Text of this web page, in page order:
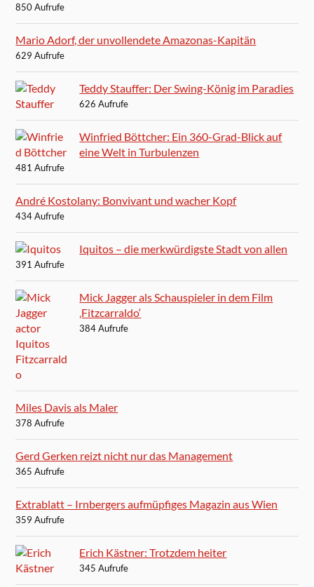
850 Aufrufe
Mario Adorf, der unvollendete Amazonas-Kapitän
629 Aufrufe
Teddy Stauffer: Der Swing-König im Paradies
626 Aufrufe
Winfried Böttcher: Ein 360-Grad-Blick auf
eine Welt in Turbulenzen
481 Aufrufe
André Kostolany: Bonvivant und wacher Kopf
434 Aufrufe
Iquitos – die merkwürdigste Stadt von allen
391 Aufrufe
Mick Jagger als Schauspieler in dem Film
‚Fitzcarraldo‘
384 Aufrufe
Miles Davis als Maler
378 Aufrufe
Gerd Gerken reizt nicht nur das Management
365 Aufrufe
Extrablatt – Irnbergers aufmüpfiges Magazin aus Wien
359 Aufrufe
Erich Kästner: Trotzdem heiter
345 Aufrufe